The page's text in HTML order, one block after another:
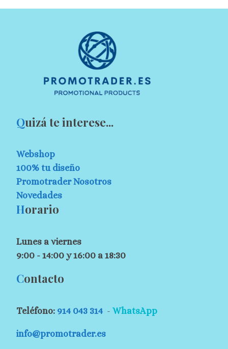
Quizá te interese...
Webshop
100% tu diseño
Promotrader Nosotros
Novedades
Horario
Lunes a viernes
9:00 - 14:00 y 16:00 a 18:30
Contacto
Teléfono: 914 043 314 - WhatsApp
info@promotrader.es